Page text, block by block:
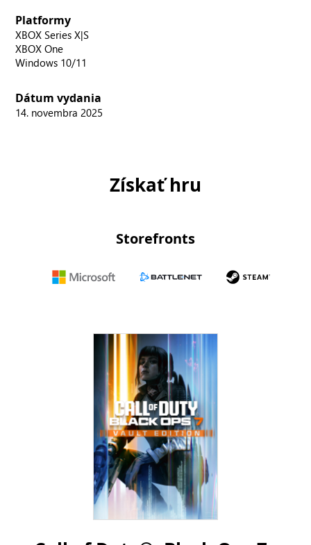
Platformy
XBOX Series X|S
XBOX One
Windows 10/11
Dátum vydania
14. novembra 2025
Získať hru
Storefronts